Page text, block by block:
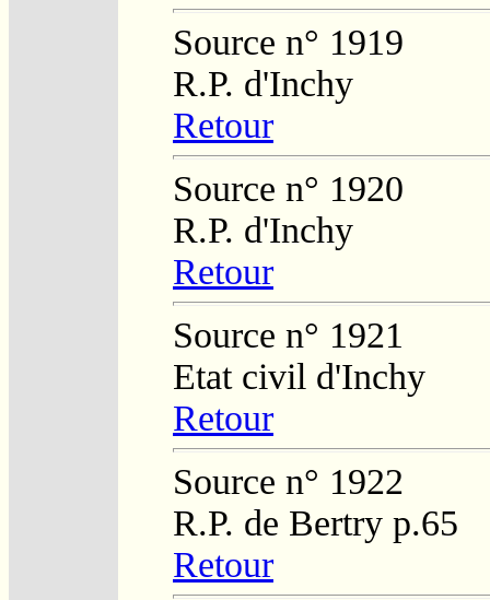
Source n° 1919
R.P. d'Inchy
Retour
Source n° 1920
R.P. d'Inchy
Retour
Source n° 1921
Etat civil d'Inchy
Retour
Source n° 1922
R.P. de Bertry p.65
Retour